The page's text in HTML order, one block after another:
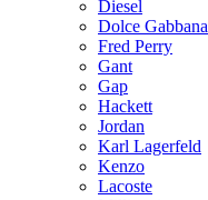
Diesel
Dolce Gabbana
Fred Perry
Gant
Gap
Hackett
Jordan
Karl Lagerfeld
Kenzo
Lacoste